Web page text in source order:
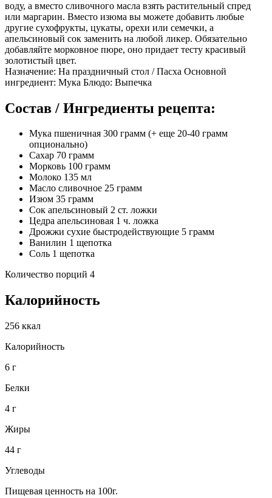
воду, а вместо сливочного масла взять растительный спред
или маргарин. Вместо изюма вы можете добавить любые
другие сухофрукты, цукаты, орехи или семечки, а
апельсиновый сок заменить на любой ликер. Обязательно
добавляйте морковное пюре, оно придает тесту красивый
золотистый цвет.
Назначение: На праздничный стол / Пасха Основной
ингредиент: Мука Блюдо: Выпечка
Состав / Ингредиенты рецепта:
Мука пшеничная 300 грамм (+ еще 20-40 грамм
опционально)
Сахар 70 грамм
Морковь 100 грамм
Молоко 135 мл
Масло сливочное 25 грамм
Изюм 35 грамм
Сок апельсиновый 2 ст. ложки
Цедра апельсиновая 1 ч. ложка
Дрожжи сухие быстродействующие 5 грамм
Ванилин 1 щепотка
Соль 1 щепотка
Количество порций 4
Калорийность
256 ккал
Калорийность
6 г
Белки
4 г
Жиры
44 г
Углеводы
Пищевая ценность на 100г.